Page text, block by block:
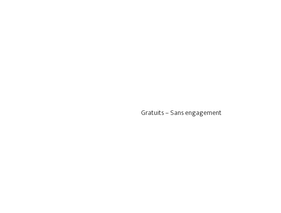
Gratuits – Sans engagement